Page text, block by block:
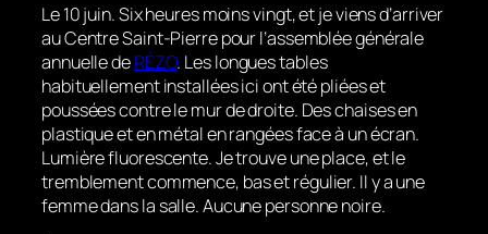
Le 10 juin. Six heures moins vingt, et je viens d’arriver
au Centre Saint-Pierre pour l’assemblée générale
annuelle deRÉZO. Les longues tables
habituellement installées ici ont été pliées et
poussées contre le mur de droite. Des chaises en
plastique et en métal en rangées face à un écran.
Lumière fluorescente. Je trouve une place, et le
tremblement commence, bas et régulier. Il y a une
femme dans la salle. Aucune personne noire.